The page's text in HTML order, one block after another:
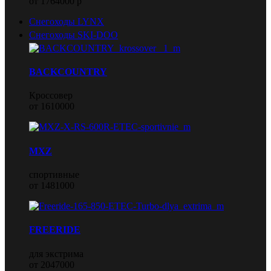
Снегоходы LYNX
Снегоходы SKI-DOO
BACKCOUNTRY
Кроссовер
от 1610000
MXZ
спортивные
от 1481000
FREERIDE
для экстрима
от 2047000